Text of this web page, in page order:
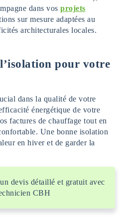
dans vos projets
sur mesure adaptées au
architecturales locales.
pour votre
dans la qualité de votre
énergétique de votre
factures de chauffage tout en
Une bonne isolation
en hiver et de garder la
devis détaillé et gratuit avec
CBH